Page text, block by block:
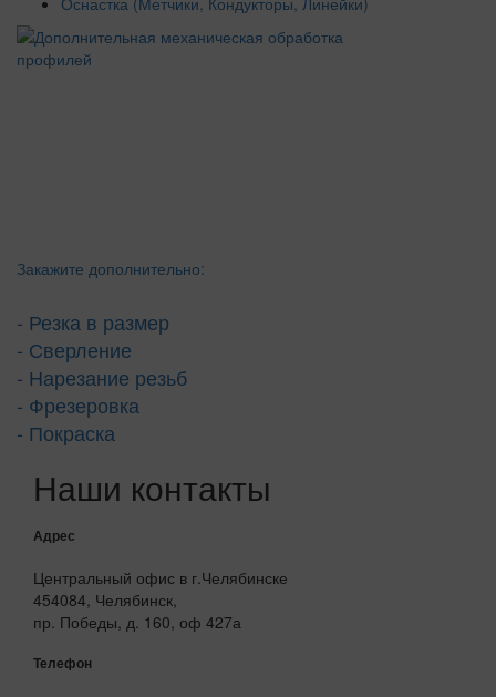
Закажите дополнительно:
- Резка в размер
- Сверление
- Нарезание резьб
- Фрезеровка
- Покраска
Наши контакты
Адрес
Центральный офис в г.Челябинске
454084, Челябинск,
пр. Победы, д. 160, оф 427а
Телефон